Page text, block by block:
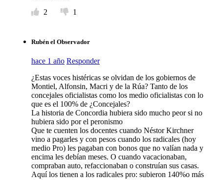
2
1
Rubén el Observador
hace 1 año Responder
¿Estas voces histéricas se olvidan de los gobiernos de
Montiel, Alfonsin, Macri y de la Rúa? Tanto de los
concejales oficialistas como los medio oficialistas con lo
que es el 100% de ¿Concejales?
La historia de Concordia hubiera sido mucho peor si no
hubiera sido por el peronismo
Que te cuenten los docentes cuando Néstor Kirchner
vino a pagarles y con pesos cuando los radicales (hoy
medio Pro) les pagaban con bonos que no valían nada y
encima les debían meses. O cuando vacacionaban,
compraban auto, refaccionaban o construían sus casas.
Aquí los tienen a los radicales pro: subieron 140%o más